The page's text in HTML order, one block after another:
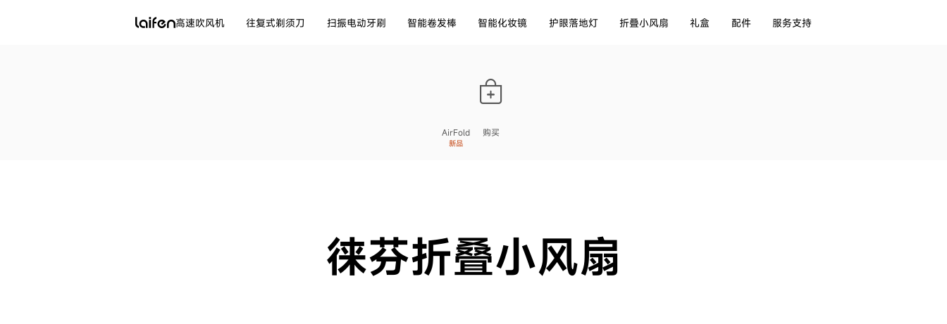
高速吹风机 往复式剃须刀 扫振电动牙刷 智能卷发棒 智能化妆镜 护眼落地灯 折叠小风扇 礼盒 配件 服务支持
AirFold
新品
购买
徕芬折叠小风扇